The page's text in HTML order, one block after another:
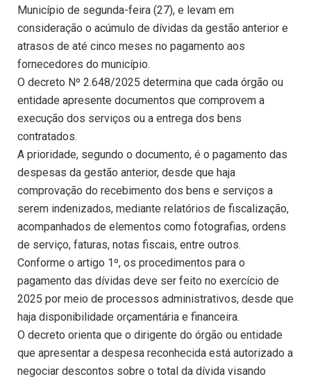
Município de segunda-feira (27), e levam em
consideração o acúmulo de dívidas da gestão anterior e
atrasos de até cinco meses no pagamento aos
fornecedores do município.
O decreto Nº 2.648/2025 determina que cada órgão ou
entidade apresente documentos que comprovem a
execução dos serviços ou a entrega dos bens
contratados.
A prioridade, segundo o documento, é o pagamento das
despesas da gestão anterior, desde que haja
comprovação do recebimento dos bens e serviços a
serem indenizados, mediante relatórios de fiscalização,
acompanhados de elementos como fotografias, ordens
de serviço, faturas, notas fiscais, entre outros.
Conforme o artigo 1º, os procedimentos para o
pagamento das dívidas deve ser feito no exercício de
2025 por meio de processos administrativos, desde que
haja disponibilidade orçamentária e financeira.
O decreto orienta que o dirigente do órgão ou entidade
que apresentar a despesa reconhecida está autorizado a
negociar descontos sobre o total da dívida visando